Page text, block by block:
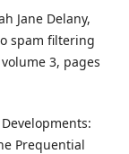
Jane Delany,
spam filtering
3, pages
Prequential